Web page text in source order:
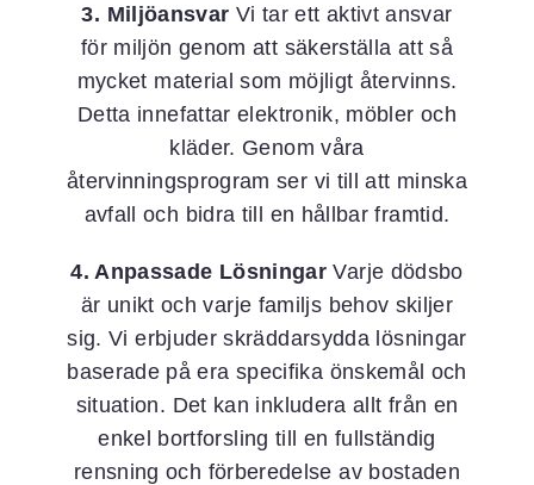
3. Miljöansvar Vi tar ett aktivt ansvar
för miljön genom att säkerställa att så
mycket material som möjligt återvinns.
Detta innefattar elektronik, möbler och
kläder. Genom våra
återvinningsprogram ser vi till att minska
avfall och bidra till en hållbar framtid.
4. Anpassade Lösningar Varje dödsbo
är unikt och varje familjs behov skiljer
sig. Vi erbjuder skräddarsydda lösningar
baserade på era specifika önskemål och
situation. Det kan inkludera allt från en
enkel bortforsling till en fullständig
rensning och förberedelse av bostaden